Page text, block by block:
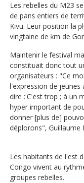
Les rebelles du M23
de pans entiers de
Kivu. Leur position la
vingtaine de km de
Maintenir le festival
constituait donc tout
organisateurs : "Ce
l'expression de
dire :'C'est trop ; à un
hyper important de
donner [plus de]
déplorons", Guillaume
Les habitants de l'est
Congo vivent au
groupes rebelles.